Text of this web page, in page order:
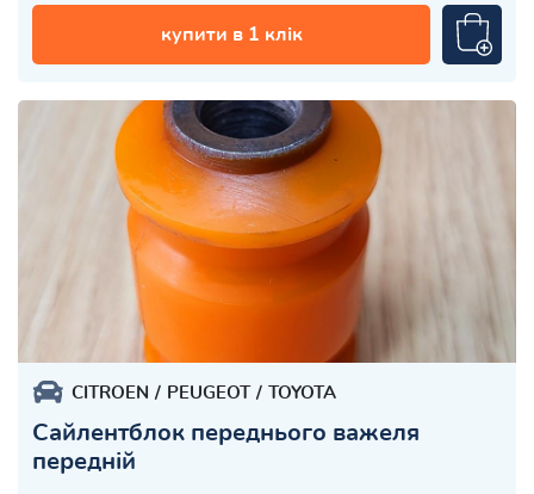
купити в 1 клік
CITROEN PEUGEOT TOYOTA
Сайлентблок переднього важеля
передній